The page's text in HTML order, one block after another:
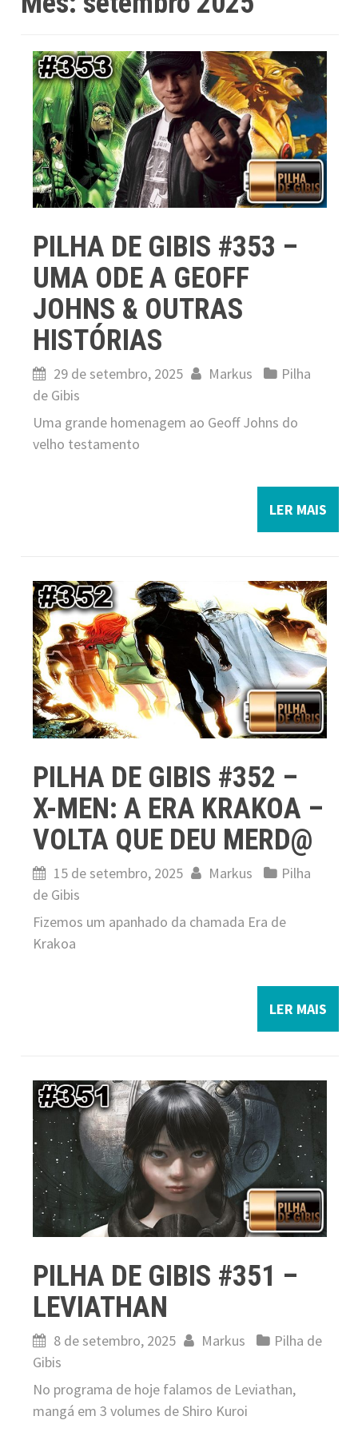
PILHA DE GIBIS #353 –
UMA ODE A GEOFF
JOHNS & OUTRAS
HISTÓRIAS
29 de setembro, 2025 Markus
Pilha
de Gibis
Uma grande homenagem ao Geoff Johns do
velho testamento
LER MAIS
PILHA DE GIBIS #352 –
X-MEN: A ERA KRAKOA –
VOLTA QUE DEU MERD@
15 de setembro, 2025 Markus
Pilha
de Gibis
Fizemos um apanhado da chamada Era de
Krakoa
LER MAIS
PILHA DE GIBIS #351 –
LEVIATHAN
8 de setembro, 2025 Markus
Pilha de
Gibis
No programa de hoje falamos de Leviathan,
mangá em 3 volumes de Shiro Kuroi